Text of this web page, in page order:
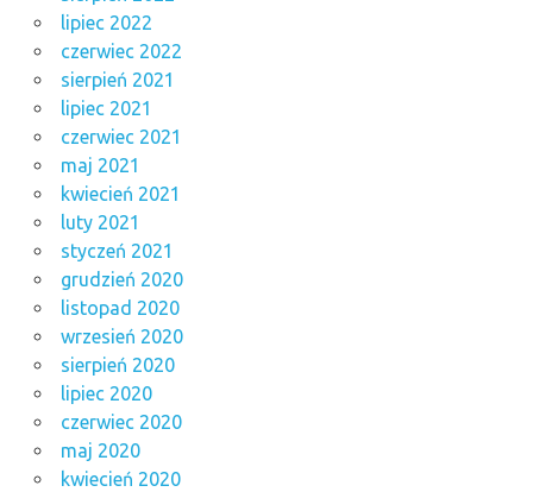
lipiec 2022
czerwiec 2022
sierpień 2021
lipiec 2021
czerwiec 2021
maj 2021
kwiecień 2021
luty 2021
styczeń 2021
grudzień 2020
listopad 2020
wrzesień 2020
sierpień 2020
lipiec 2020
czerwiec 2020
maj 2020
kwiecień 2020